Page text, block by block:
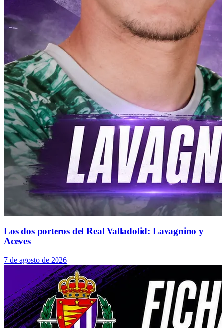
Los dos porteros del Real Valladolid: Lavagnino y
Aceves
7 de agosto de 2026